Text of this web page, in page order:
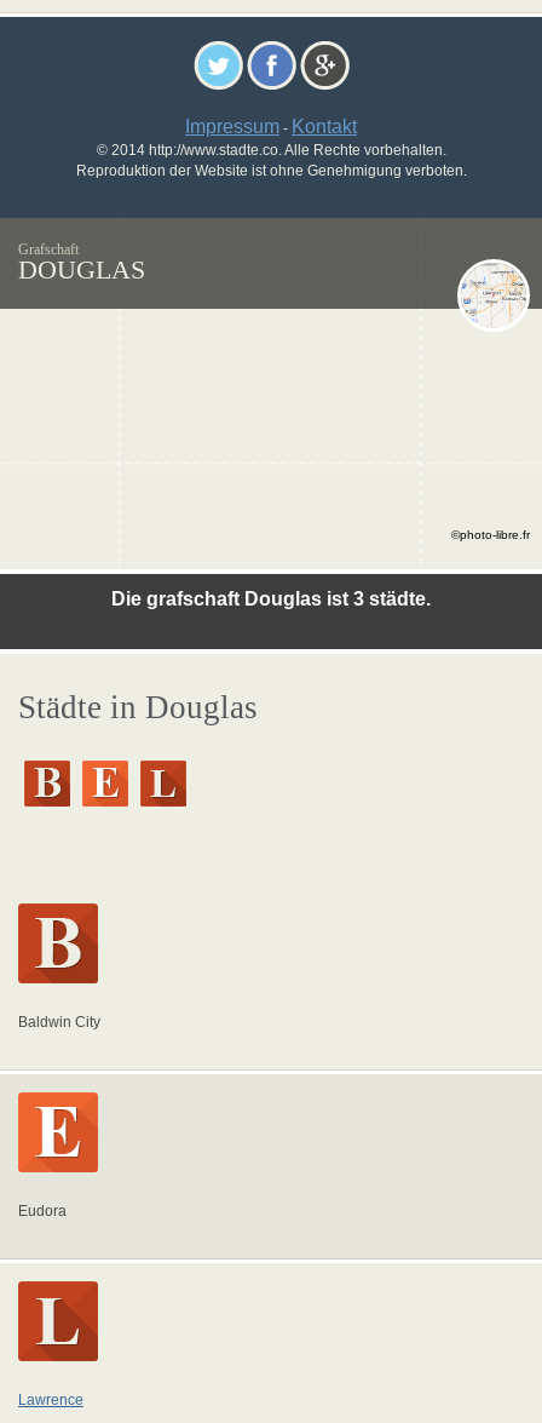
Impressum - Kontakt
© 2014 http://www.stadte.co. Alle Rechte vorbehalten.
Reproduktion der Website ist ohne Genehmigung verboten.
Grafschaft
DOUGLAS
Die grafschaft Douglas ist 3 städte.
©photo-libre.fr
Städte in Douglas
Baldwin City
Eudora
Lawrence